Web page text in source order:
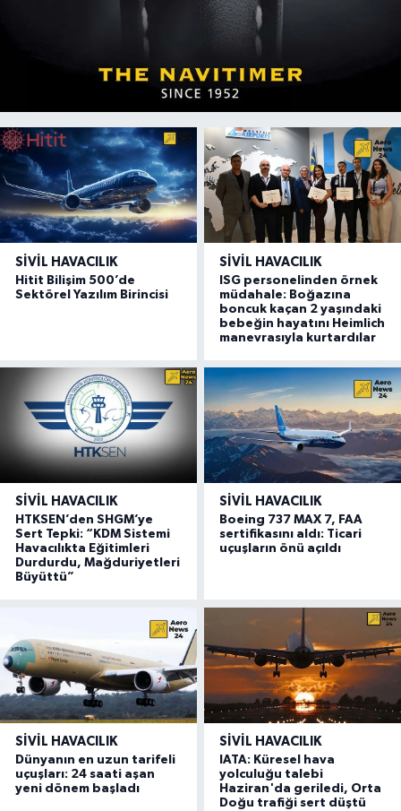
SIVIL HAVACILIK
Hitit Bilişim 500’de
Sektörel Yazılım Birincisi
SIVIL HAVACILIK
ISG personelinden örnek
müdahale: Boğazına
boncuk kaçan 2 yaşındaki
bebeğin hayatını Heimlich
manevrasıyla kurtardılar
SIVIL HAVACILIK
HTKSEN’den SHGM’ye
Sert Tepki: “KDM Sistemi
Havacılıkta Eğitimleri
Durdurdu, Mağduriyetleri
Büyüttü”
SIVIL HAVACILIK
Boeing 737 MAX 7, FAA
sertifikasını aldı: Ticari
uçuşların önü açıldı
SIVIL HAVACILIK
Dünyanın en uzun tarifeli
uçuşları: 24 saati aşan
yeni dönem başladı
SIVIL HAVACILIK
IATA: Küresel hava
yolculuğu talebi
Haziran'da geriledi, Orta
Doğu trafiği sert düştü